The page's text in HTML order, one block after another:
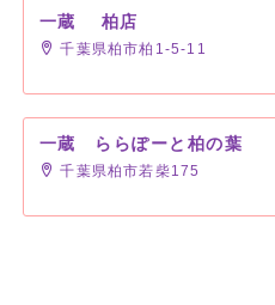
一蔵 柏店
千葉県柏市柏1-5-11
一蔵 ららぽーと柏の葉
千葉県柏市若柴175